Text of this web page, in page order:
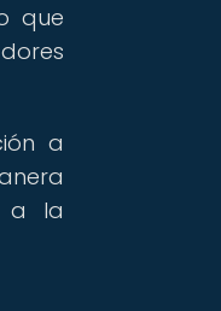
que
a
a la